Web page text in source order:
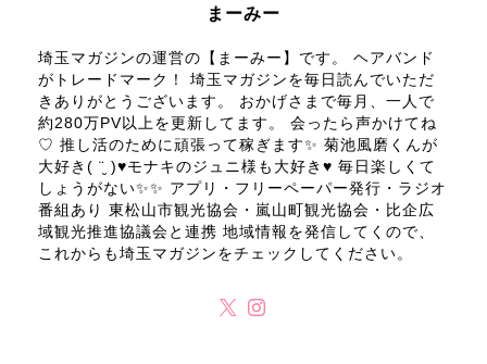
まーみー
埼玉マガジンの運営の【まーみー】です。 ヘアバンド
がトレードマーク！ 埼玉マガジンを毎日読んでいただ
きありがとうございます。 おかげさまで毎月、一人で
約280万PV以上を更新してます。 会ったら声かけてね
♡ 推し活のために頑張って稼ぎます✨ 菊池風磨くんが
大好き( ¨̮ )♥モナキのジュニ様も大好き♥ 毎日楽しくて
しょうがない✨✨ アプリ・フリーペーパー発行・ラジオ
番組あり 東松山市観光協会・嵐山町観光協会・比企広
域観光推進協議会と連携 地域情報を発信してくので、
これからも埼玉マガジンをチェックしてください。